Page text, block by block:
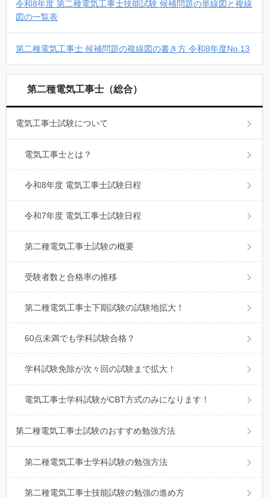
令和8年度 第二種電気工事士技能試験 候補問題の単線図と複線
図の一覧表
第二種電気工事士 候補問題の複線図の書き方 令和8年度No.13
第二種電気工事士（総合）
電気工事士試験について
電気工事士とは？
令和8年度 電気工事士試験日程
令和7年度 電気工事士試験日程
第二種電気工事士試験の概要
受験者数と合格率の推移
第二種電気工事士下期試験の試験地拡大！
60点未満でも学科試験合格？
学科試験免除が次々回の試験まで拡大！
電気工事士学科試験がCBT方式のみになります！
第二種電気工事士試験のおすすめ勉強方法
第二種電気工事士学科試験の勉強方法
第二種電気工事士技能試験の勉強の進め方